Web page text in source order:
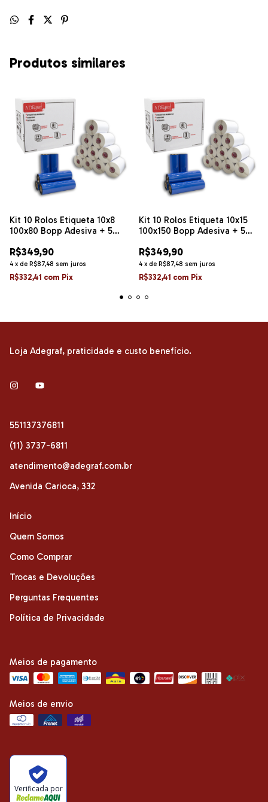
Produtos similares
Kit 10 Rolos Etiqueta 10x8
100x80 Bopp Adesiva + 5
R$349,90
4 x de R$87,48 sem juros
R$332,41 com Pix
Kit 10 Rolos Etiqueta 10x15
100x150 Bopp Adesiva + 5
R$349,90
4 x de R$87,48 sem juros
R$332,41 com Pix
Loja Adegraf, praticidade e custo benefício.
551137376811
(11) 3737-6811
atendimento@adegraf.com.br
Avenida Carioca, 332
Início
Quem Somos
Como Comprar
Trocas e Devoluções
Perguntas Frequentes
Política de Privacidade
Meios de pagamento
Meios de envio
Verificada por